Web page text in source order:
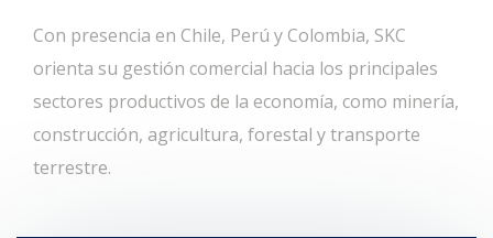
Con presencia en Chile, Perú y Colombia, SKC
orienta su gestión comercial hacia los principales
sectores productivos de la economía, como minería,
construcción, agricultura, forestal y transporte
terrestre.